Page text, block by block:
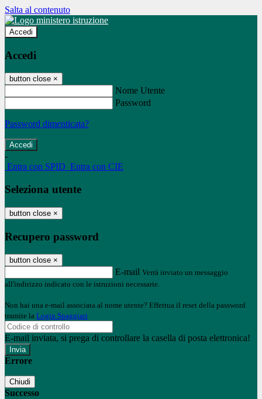
Salta al contenuto
Accedi
Accedi
button close ×
Nome Utente
Password
Password dimenticata?
-
Entra con SPID Entra con CIE
Seleziona utente
button close ×
Recupero password
button close ×
E-mail Verrà inviato un messaggio
all'indirizzo indicato con le istruzioni necessarie.
Non hai una e-mail associata al nome utente? Effettua il reset della password
tramite la Login Spaggiari
E-mail inviata, si prega di controllare la casella di posta elettronica!
Errore
Chiudi
Successo